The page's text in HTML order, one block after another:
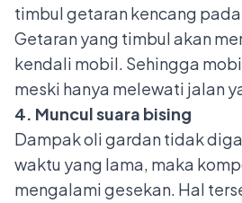
timbul getaran kencang
Getaran yang timbul akan
kendali mobil. Sehingga
meski hanya melewati jalan
4. Muncul suara bising
Dampak oli gardan tidak
waktu yang lama, maka
mengalami gesekan. Hal